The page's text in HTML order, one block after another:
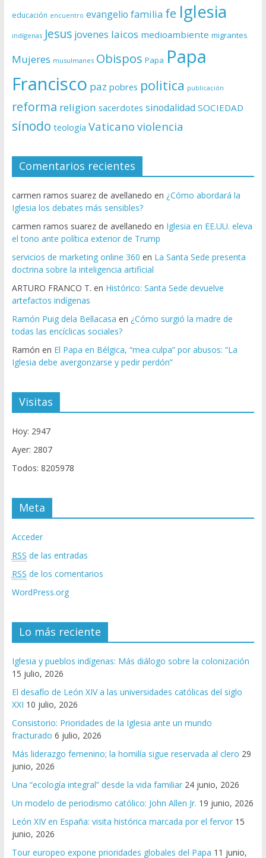
educación encuentro evangelio familia fe Iglesia
indígenas Jesus jovenes laicos medioambiente migrantes
Mujeres musulmanes Obispos Papa Papa
Francisco paz pobres politica publicación
reforma religion sacerdotes sinodalidad SOCIEDAD
sínodo teología Vaticano violencia
Comentarios recientes
carmen ramos suarez de avellanedo en ¿Cómo abordará la
Iglesia los debates más sensibles?
carmen ramos suarez de avellanedo en Iglesia en EE.UU. eleva
el tono ante política exterior de Trump
servicios de marketing online 360 en La Santa Sede presenta
doctrina sobre la inteligencia artificial
ARTURO FRANCO T. en Histórico: Santa Sede devuelve
artefactos indígenas
Ramón Puig dela Bellacasa en ¿Cómo surgió la madre de
todas las encíclicas sociales?
Ramón en El Papa en Bélgica, “mea culpa” por abusos: “La
Iglesia debe avergonzarse y pedir perdón”
Visitas
Hoy: 2947
Ayer: 2807
Todos: 8205978
Meta
Acceder
RSS de las entradas
RSS de los comentarios
WordPress.org
Lo más reciente
Iglesia y pueblos indígenas: Más diálogo sobre la colonización
15 julio, 2026
El desafío de León XIV a las universidades católicas del siglo
XXI 10 julio, 2026
Consistorio: Prioridades de la Iglesia ante un mundo
fracturado 6 julio, 2026
Más liderazgo femenino; la homilía sigue reservada al clero 29
junio, 2026
Una “ecología integral” desde la vida familiar 24 junio, 2026
Un modelo de periodismo católico: John Allen Jr. 19 junio, 2026
León XIV en España: visita histórica marcada por el fervor 15
junio, 2026
Tour europeo expone prioridades globales del Papa 11 junio,